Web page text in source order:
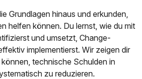
Grundlagen hinaus und erkunden,
helfen können. Du lernst, wie du mit
und umsetzt, Change-
implementierst. Wir zeigen dir
technische Schulden in
zu reduzieren.